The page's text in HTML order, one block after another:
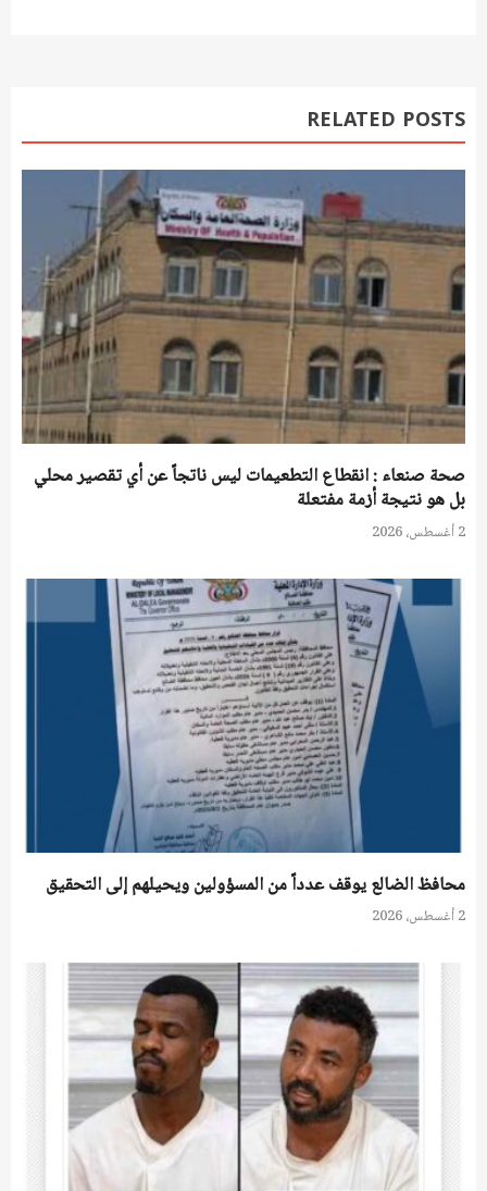
RELATED POSTS
صحة صنعاء : انقطاع التطعيمات ليس ناتجاً عن أي تقصير محلي
بل هو نتيجة أزمة مفتعلة
2 أغسطس، 2026
محافظ الضالع يوقف عدداً من المسؤولين ويحيلهم إلى التحقيق
2 أغسطس، 2026